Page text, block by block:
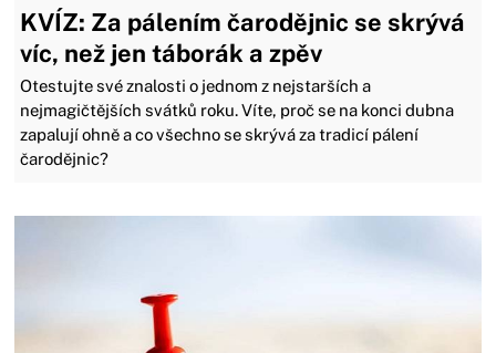
KVÍZ: Za pálením čarodějnic se skrývá
víc, než jen táborák a zpěv
Otestujte své znalosti o jednom z nejstarších a
nejmagičtějších svátků roku. Víte, proč se na konci dubna
zapalují ohně a co všechno se skrývá za tradicí pálení
čarodějnic?